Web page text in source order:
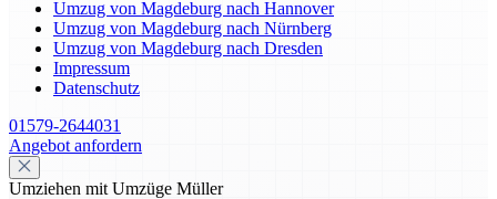
Umzug von Magdeburg nach Hannover
Umzug von Magdeburg nach Nürnberg
Umzug von Magdeburg nach Dresden
Impressum
Datenschutz
01579-2644031
Angebot anfordern
Umziehen mit Umzüge Müller